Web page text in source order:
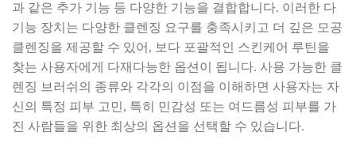
과 같은 추가 기능 등 다양한 기능을 결합합니다. 이러한 다
기능 장치는 다양한 클렌징 요구를 충족시키고 더 깊은 모공
클렌징을 제공할 수 있어, 보다 포괄적인 스킨케어 루틴을
찾는 사용자에게 다재다능한 옵션이 됩니다. 사용 가능한 클
렌징 브러쉬의 종류와 각각의 이점을 이해하면 사용자는 자
신의 특정 피부 고민, 특히 민감성 또는 여드름성 피부를 가
진 사람들을 위한 최상의 옵션을 선택할 수 있습니다.